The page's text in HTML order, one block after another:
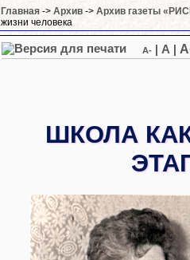
Главная -> Архив -> Архив газеты
жизни человека
A- A
ШКОЛА